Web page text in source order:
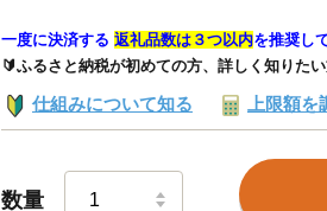
一度に決済する 返礼品数は３つ以内を推奨し
🔰ふるさと納税が初めての方、詳しく知りた
仕組みについて知る 上限額を
数量